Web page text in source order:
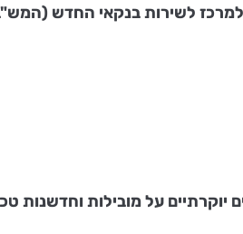
לשירות בנקאי החדש
על מובילות וחדשנות